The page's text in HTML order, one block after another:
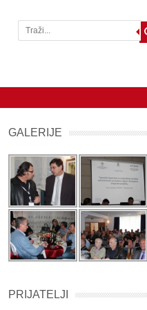
GALERIJE
PRIJATELJI